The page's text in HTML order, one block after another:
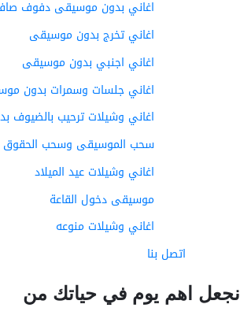
اغاني بدون موسيقى دفوف
اغاني تخرج بدون موسيقى
اغاني اجنبي بدون موسيقى
اغاني جلسات وسمرات بدون
اغاني وشيلات ترحيب بالضيوف
سحب الموسيقى وسحب الحقوق
اغاني وشيلات عيد الميلاد
موسيقى دخول القاعة
اغاني وشيلات منوعه
اتصل بنا
اهم يوم في حياتك من